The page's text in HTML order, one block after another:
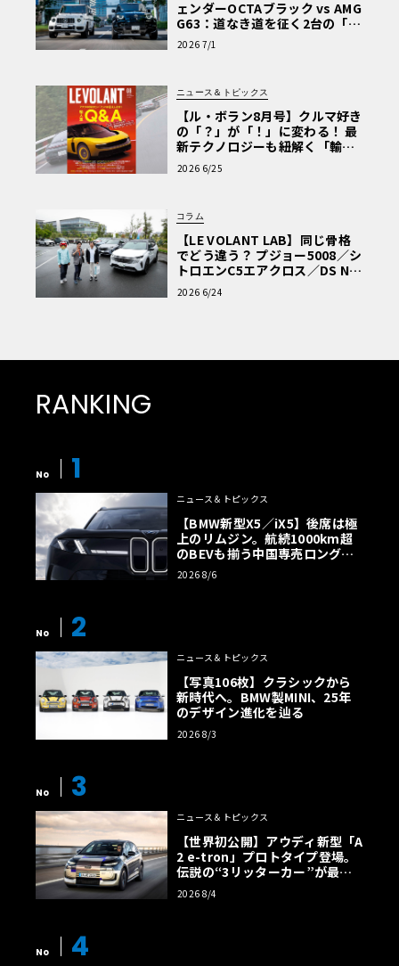
ェンダーOCTAブラック vs AMG
G63：道なき道を征く2台の「対
極的アプローチ」
2026 7/1
ニュース＆トピックス
【ル・ボラン8月号】クルマ好き
の「？」が「！」に変わる！ 最
新テクノロジーも紐解く「輸入
車Q&A」
2026 6/25
コラム
【LE VOLANT LAB】同じ骨格
でどう違う？ プジョー5008／シ
トロエンC5エアクロス／DS Nº4
読者一気乗りレポート
2026 6/24
RANKING
No 1
ニュース＆トピックス
【BMW新型X5／iX5】後席は極
上のリムジン。航続1000km超
のBEVも揃う中国専売ロング仕
様の全貌
2026 8/6
No 2
ニュース＆トピックス
【写真106枚】クラシックから
新時代へ。BMW製MINI、25年
のデザイン進化を辿る
2026 8/3
No 3
ニュース＆トピックス
【世界初公開】アウディ新型「A
2 e-tron」プロトタイプ登場。
伝説の“3リッターカー”が最高
効率エントリーBEVとして復活
【画像38枚】
2026 8/4
No 4